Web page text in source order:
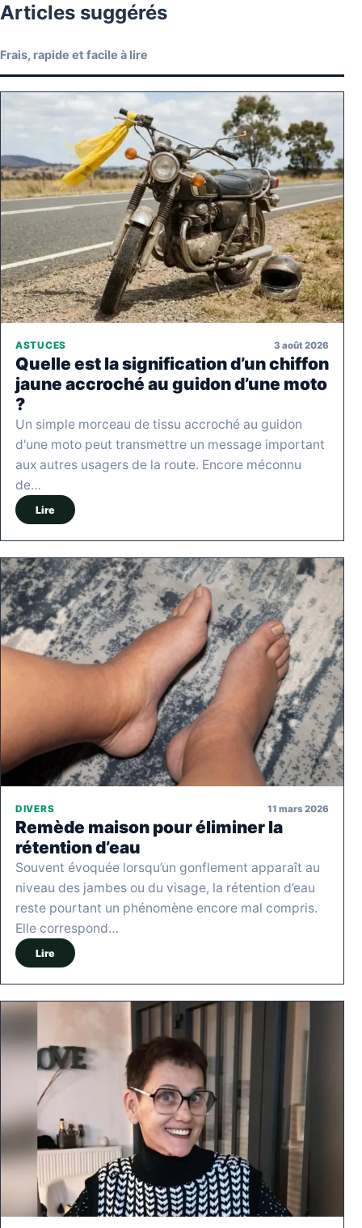
Articles suggérés
Frais, rapide et facile à lire
ASTUCES 3 août 2026
Quelle est la signification d’un chiffon
jaune accroché au guidon d’une moto
?
Un simple morceau de tissu accroché au guidon
d'une moto peut transmettre un message important
aux autres usagers de la route. Encore méconnu
de…
Lire
DIVERS 11 mars 2026
Remède maison pour éliminer la
rétention d’eau
Souvent évoquée lorsqu’un gonflement apparaît au
niveau des jambes ou du visage, la rétention d’eau
reste pourtant un phénomène encore mal compris.
Elle correspond…
Lire